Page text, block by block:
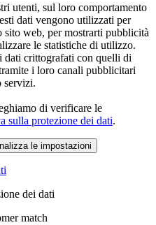
utenti, sul loro comportamento
dati vengono utilizzati per
web, per mostrarti pubblicità
le statistiche di utilizzo.
dati crittografati con quelli di
i loro canali pubblicitari
servizi.
di verificare le
sulla protezione dei dati.
le impostazioni
dei dati
match